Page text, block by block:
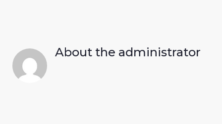
About the administrator